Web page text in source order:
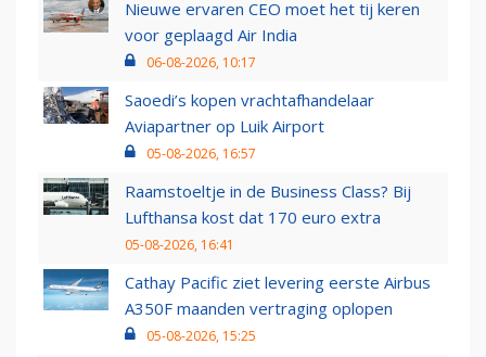
Nieuwe ervaren CEO moet het tij keren
voor geplaagd Air India
06-08-2026, 10:17
Saoedi’s kopen vrachtafhandelaar
Aviapartner op Luik Airport
05-08-2026, 16:57
Raamstoeltje in de Business Class? Bij
Lufthansa kost dat 170 euro extra
05-08-2026, 16:41
Cathay Pacific ziet levering eerste Airbus
A350F maanden vertraging oplopen
05-08-2026, 15:25